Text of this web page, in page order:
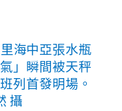
海中亞張水瓶
」瞬間被天秤
列首發明場。
攝